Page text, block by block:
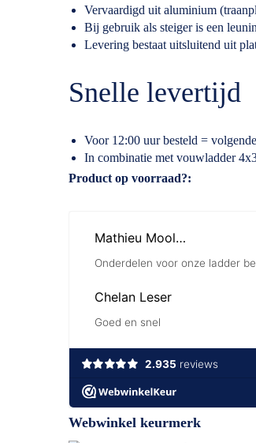
Vervaardigd uit aluminium
Bij gebruik als steiger is een
Levering bestaat uitsluitend uit
Snelle levertijd
Voor 12:00 uur besteld =
In combinatie met vouwladder
Specificaties
Product op voorraad?
Webwinkel keurmerk